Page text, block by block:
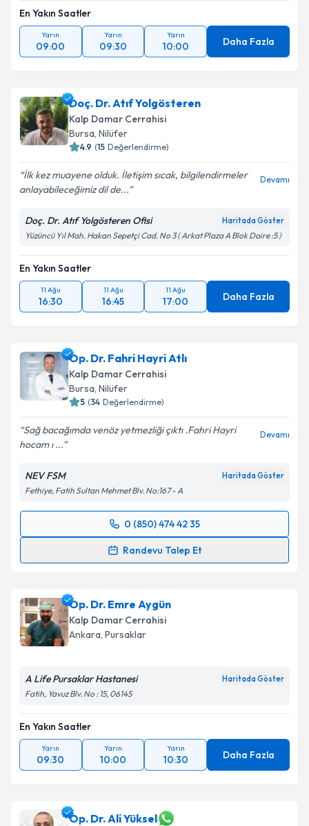
En Yakın Saatler
Yarın
09:00
Yarın
09:30
Yarın
10:00 Daha Fazla
Doç. Dr. Atıf Yolgösteren
Kalp Damar Cerrahisi
Bursa, Nilüfer
4.9 (15 Değerlendirme)
İlk kez muayene olduk. İletişim sıcak, bilgilendirmeler
anlayabileceğimiz dil de...
Devamı
Doç. Dr. Atıf Yolgösteren Ofisi Haritada Göster
Yüzüncü Yıl Mah. Hakan Sepetçi Cad. No 3 ( Arkat Plaza A Blok Daire :5 )
En Yakın Saatler
11 Ağu
16:30
11 Ağu
16:45
11 Ağu
17:00 Daha Fazla
Op. Dr. Fahri Hayri Atlı
Kalp Damar Cerrahisi
Bursa, Nilüfer
5 (34 Değerlendirme)
Sağ bacağımda venöz yetmezliği çıktı .Fahri Hayri
hocam ı ...
Devamı
NEV FSM Haritada Göster
Fethiye, Fatih Sultan Mehmet Blv. No:167 - A
0 (850) 474 42 35
Randevu Talep Et
Randevu Takvimi Talebi
takvim hazırlandığında e-posta ile bilgilendireceğiz.
E-posta Adresiniz
Kişisel verilerimin işlenmesine ilişkin
Metni'ni okudum ve kişisel verilerimin belirtilen
kapsamda işlenmesini kabul ediyorum.
Takvim Talebini Gönder
Op. Dr. Emre Aygün
Kalp Damar Cerrahisi
Ankara, Pursaklar
A Life Pursaklar Hastanesi Haritada Göster
Fatih, Yavuz Blv. No : 15, 06145
En Yakın Saatler
Yarın
09:30
Yarın
10:00
Yarın
10:30 Daha Fazla
Op. Dr. Ali Yüksel